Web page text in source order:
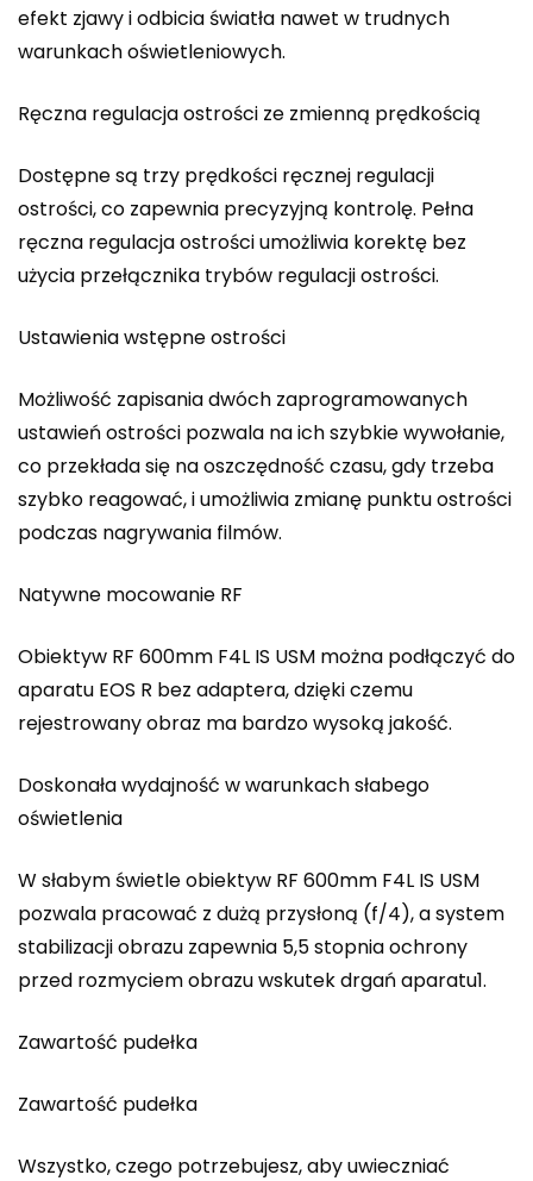
efekt zjawy i odbicia światła nawet w trudnych
warunkach oświetleniowych.
Ręczna regulacja ostrości ze zmienną prędkością
Dostępne są trzy prędkości ręcznej regulacji
ostrości, co zapewnia precyzyjną kontrolę. Pełna
ręczna regulacja ostrości umożliwia korektę bez
użycia przełącznika trybów regulacji ostrości.
Ustawienia wstępne ostrości
Możliwość zapisania dwóch zaprogramowanych
ustawień ostrości pozwala na ich szybkie wywołanie,
co przekłada się na oszczędność czasu, gdy trzeba
szybko reagować, i umożliwia zmianę punktu ostrości
podczas nagrywania filmów.
Natywne mocowanie RF
Obiektyw RF 600mm F4L IS USM można podłączyć do
aparatu EOS R bez adaptera, dzięki czemu
rejestrowany obraz ma bardzo wysoką jakość.
Doskonała wydajność w warunkach słabego
oświetlenia
W słabym świetle obiektyw RF 600mm F4L IS USM
pozwala pracować z dużą przysłoną (f/4), a system
stabilizacji obrazu zapewnia 5,5 stopnia ochrony
przed rozmyciem obrazu wskutek drgań aparatu1.
Zawartość pudełka
Zawartość pudełka
Wszystko, czego potrzebujesz, aby uwieczniać